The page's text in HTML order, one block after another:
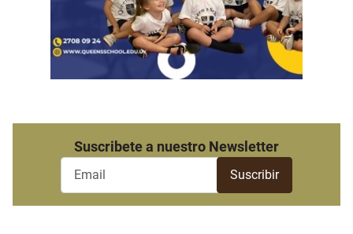
Suscribete a nuestro Newsletter